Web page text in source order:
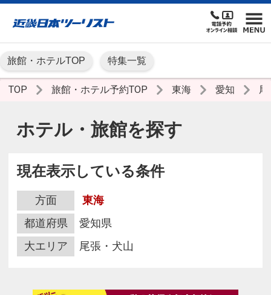
旅館・ホテルTOP 特集一覧
TOP 旅館・ホテル予約TOP 東海 愛知
ホテル・旅館を探す
現在表示している条件
方面
東海
都道府県
愛知県
大エリア
尾張・犬山